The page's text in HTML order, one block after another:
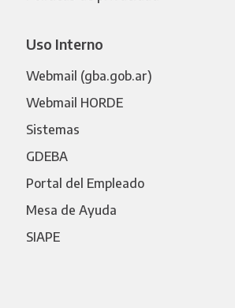
Uso Interno
Webmail (gba.gob.ar)
Webmail HORDE
Sistemas
GDEBA
Portal del Empleado
Mesa de Ayuda
SIAPE